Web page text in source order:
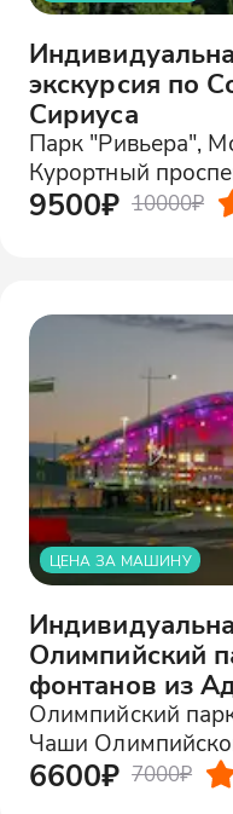
экскурсия по
Сириуса
Парк "Ривьера",
Курортный
9500₽ 10000₽
ЦЕНА ЗА МАШИНУ
Олимпийский
фонтанов из
Олимпийский
Чаши
6600₽ 7000₽